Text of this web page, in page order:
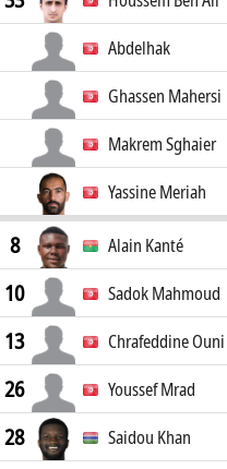
Abdelhak
Ghassen Mahersi
Makrem Sghaier
Yassine Meriah
8 Alain Kanté
10 Sadok Mahmoud
13 Chrafeddine Ouni
26 Youssef Mrad
28 Saidou Khan